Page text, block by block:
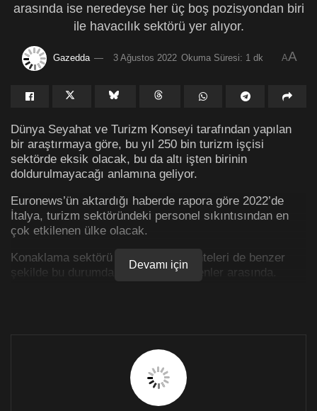
arasında ise neredeyse her üç boş pozisyondan biri
ile havacılık sektörü yer alıyor.
Gazedda 3 Ağustos 2022 Okuma Süresi: 1 dk AA
Dünya Seyahat ve Turizm Konseyi tarafından yapılan
bir araştırmaya göre, bu yıl 250 bin turizm işçisi
sektörde eksik olacak, bu da altı işten birinin
doldurulmayacağı anlamına geliyor.
Euronews’ün aktardığı haberde rapora göre 2022’de
İtalya, turizm sektöründeki personel sıkıntısından en
çok etkilenen ülke olacak.
Konaklama sektörü ve seyahat acenteleri de benzer
şekilde bu durumdan en çok etkilenenler arasında.
İngiltere’de de 128 bin pozisyon hala doldurulmamış
durumda. Brexit sonrası restoranlar ve oteller personel
Devamı için